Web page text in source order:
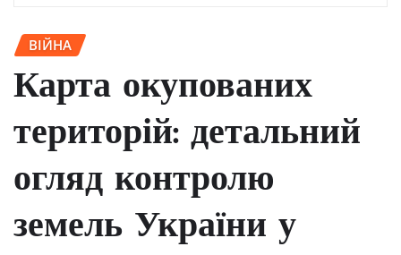
ВІЙНА
Карта окупованих
територій: детальний
огляд контролю
земель України у